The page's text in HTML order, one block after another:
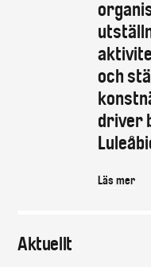
och
driver
Läs mer
Aktuellt